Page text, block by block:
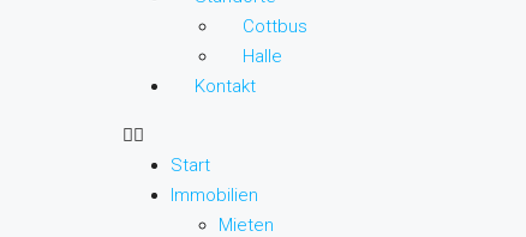
Cottbus
Halle
Kontakt
Start
Immobilien
Mieten